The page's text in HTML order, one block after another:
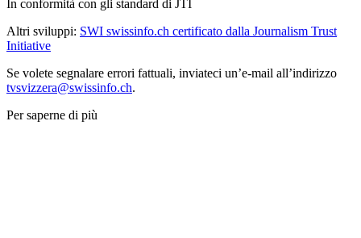
In conformità con gli standard di JTI
Altri sviluppi: SWI swissinfo.ch certificato dalla Journalism Trust
Initiative
Se volete segnalare errori fattuali, inviateci un’e-mail all’indirizzo
tvsvizzera@swissinfo.ch.
Per saperne di più